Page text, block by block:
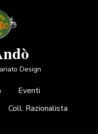
Design
Eventi
Coll. Razionalista